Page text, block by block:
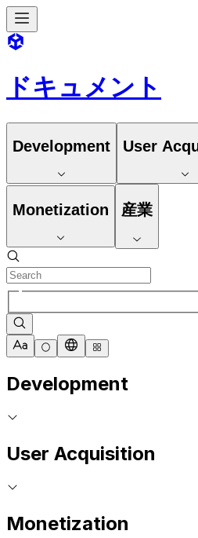
ドキュメント
Development User
Monetization 産業
Development
User Acquisition
Monetization